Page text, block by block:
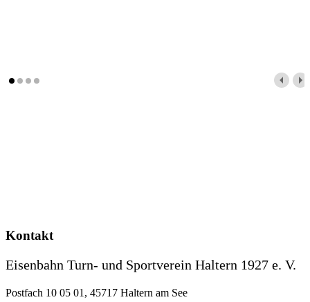
Kontakt
Eisenbahn Turn- und Sportverein Haltern 1927 e. V.
Postfach 10 05 01, 45717 Haltern am See